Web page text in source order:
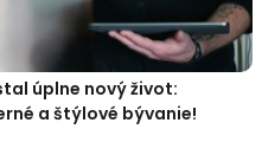
úplne nový život:
a štýlové bývanie!